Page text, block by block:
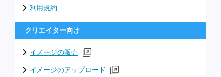
利用規約
クリエイター向け
イメージの販売
イメージのアップロード